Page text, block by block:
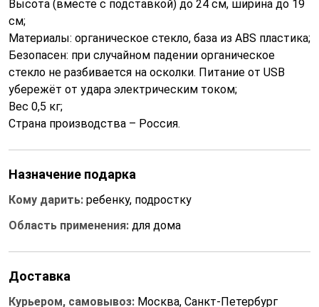
Высота (вместе с подставкой) до 24 см, ширина до 19
см;
Материалы: органическое стекло, база из ABS пластика;
Безопасен: при случайном падении органическое
стекло не разбивается на осколки. Питание от USB
убережёт от удара электрическим током;
Вес 0,5 кг;
Страна производства – Россия.
Назначение подарка
Кому дарить: ребенку, подростку
Область применения: для дома
Доставка
Курьером, самовывоз: Москва, Санкт-Петербург